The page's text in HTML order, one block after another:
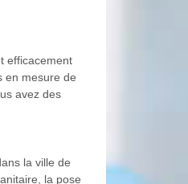
efficacement
en mesure de
avez des
la ville de
la pose